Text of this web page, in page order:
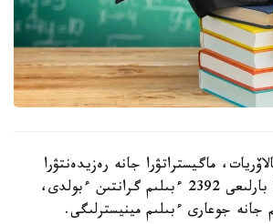
ماگيستراتۋرا جانە رەزيدەنتۋرا
باعدارلامالارى بويىنشا بارلىعى 2392 ءبىلىم گرانتىن ءبولدى،
جانە جوعارى ءبىلىم مينيسترلىگى.